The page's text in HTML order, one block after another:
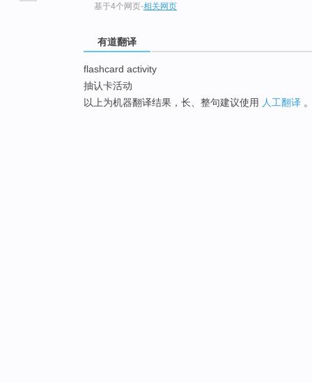
基于4个网页-相关网页
有道翻译
flashcard activity
抽认卡活动
以上为机器翻译结果，长、整句建议使用 人工翻译